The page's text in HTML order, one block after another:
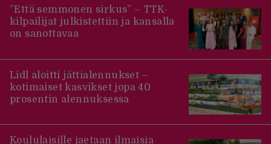
”Että semmonen sirkus” – TTK-
kilpailijat julkistettiin ja kansalla
on sanottavaa
Lidl aloitti jättialennukset –
kotimaiset kasvikset jopa 40
prosentin alennuksessa
Koululaisille jaetaan ilmaisia